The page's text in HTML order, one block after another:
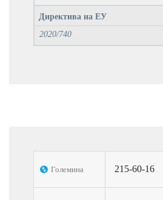
Директива на ЕУ
2020/740
Големина 215-60-16